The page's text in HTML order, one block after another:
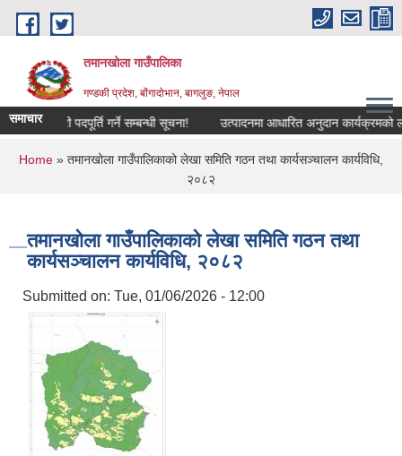
Skip to main content
तमानखोला गाउँपालिका
गण्डकी प्रदेश, बोंगादोभान, बागलुङ, नेपाल
समाचार
कर्मचारी पदपूर्ति गर्ने सम्बन्धी सूचना! उत्पादनमा आधारित अनुदान कार्यक्रमको
You are here
Home » तमानखोला गाउँपालिकाको लेखा समिति गठन तथा कार्यसञ्चालन कार्यविधि,
२०८२
तमानखोला गाउँपालिकाको लेखा समिति गठन तथा
कार्यसञ्चालन कार्यविधि, २०८२
Submitted on: Tue, 01/06/2026 - 12:00